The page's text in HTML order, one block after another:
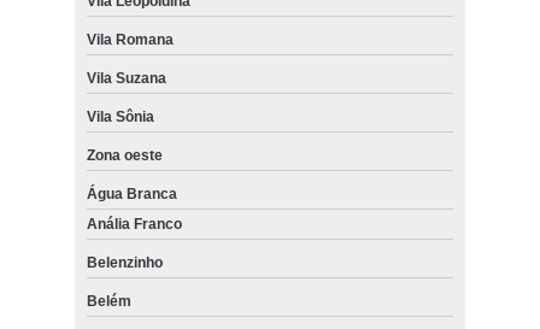
Vila Romana
Vila Suzana
Vila Sônia
Zona oeste
Água Branca
Anália Franco
Belenzinho
Belém